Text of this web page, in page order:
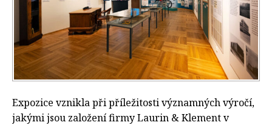
Expozice vznikla při příležitosti významných výročí,
jakými jsou založení firmy Laurin & Klement v